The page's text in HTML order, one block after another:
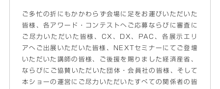
ご多忙の折にもかかわらず会場に足をお運びいただいた
皆様、各アワード・コンテストへご応募ならびに審査に
ご尽力いただいた皆様、CX、DX、PAC、各展示エリ
アへご出展いただいた皆様、NEXTセミナーにてご登壇
いただいた講師の皆様、ご後援を賜りました経済産省、
ならびにご協賛いただいた団体・会員社の皆様、そして
本ショーの運営にご尽力いただいたすべての関係者の皆